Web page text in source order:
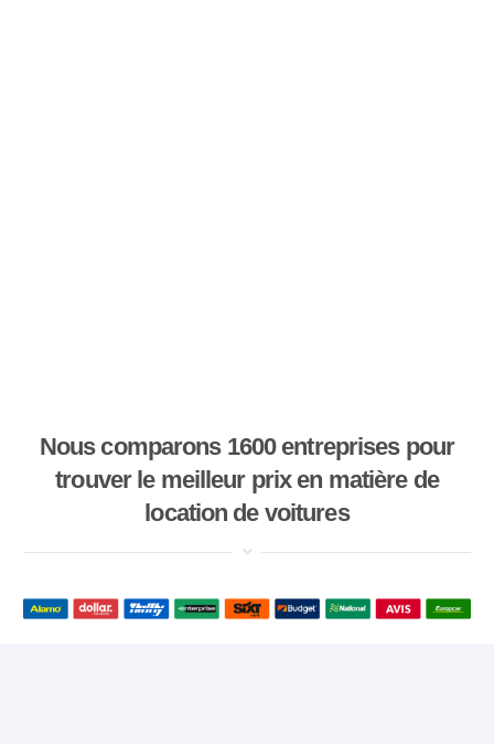
Nous comparons 1600 entreprises pour
trouver le meilleur prix en matière de
location de voitures